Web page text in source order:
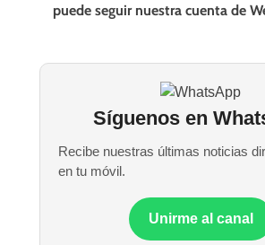
puede seguir nuestra cuenta de
Síguenos en
Recibe nuestras últimas noticias
en tu móvil.
Unirme al canal